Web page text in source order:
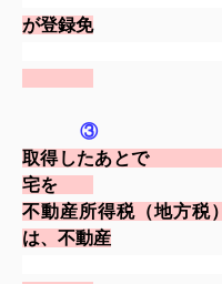
が登録免
③
取得したあとで
宅を
不動産所得税（地方税）
は、不動産